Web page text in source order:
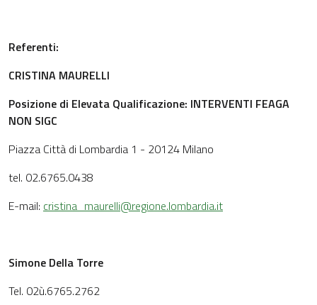
Referenti:
CRISTINA MAURELLI
Posizione di Elevata Qualificazione: INTERVENTI FEAGA
NON SIGC
Piazza Città di Lombardia 1 - 20124 Milano
tel. 02.6765.0438
E-mail: cristina_maurelli@regione.lombardia.it
Simone Della Torre
Tel. 02ù.6765.2762